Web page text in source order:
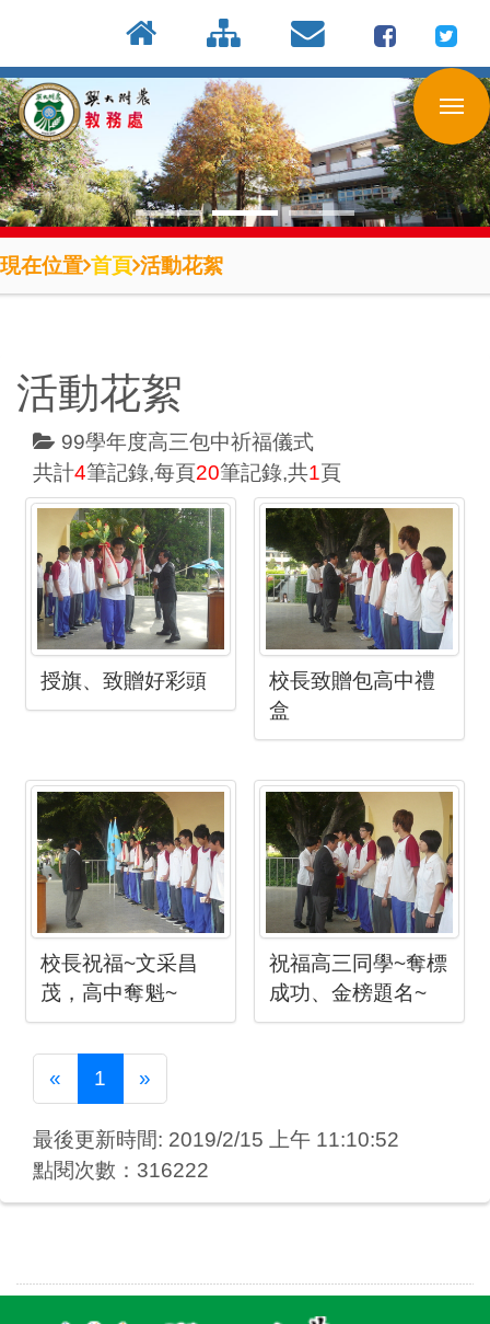
到
主
要
內
容
區
現在位置 首頁 活動花絮
活動花絮
99學年度高三包中祈福儀式
共計4筆記錄,每頁20筆記錄,共1頁
授旗、致贈好彩頭
校長致贈包高中禮
盒
校長祝福~文采昌
茂，高中奪魁~
祝福高三同學~奪標
成功、金榜題名~
« Previous
1 »Next
最後更新時間: 2019/2/15 上午 11:10:52
點閱次數：316222